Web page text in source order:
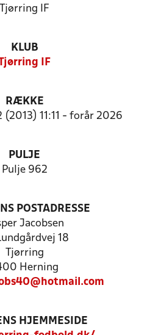
Tjørring IF
KLUB
IF
RÆKKE
(2013) 11:11 - forår 2026
PULJE
Pulje 962
POSTADRESSE
Jacobsen
18
Tjørring
Herning
HJEMMESIDE